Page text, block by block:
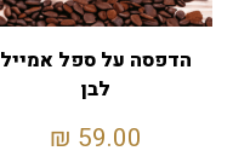
הדפסה על ספל אמייל
לבן
59.00
₪